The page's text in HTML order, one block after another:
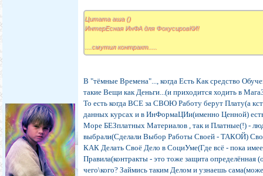
Цитата аша ()
ИнтерЕсная ИнФА для ФокусировКИ!
....смутил контракт.....
В "тёмные Времена"..., когда Есть Как средство
такие Вещи как Деньги...(и приходится ходить в
То есть когда ВСЕ за СВОЮ Работу берут Плату(а
данных курсах и в ИнФормаЦИи(именно Ценной)
Море БЕЗплатных Материалов , так и Платные(!) -
выбрали(Сделали Выбор Работы Своей - ТАКОЙ)
КАК Делать Своё Дело в СоциУме(Где всё - пока
Правила(контракты - это тоже защита определённая
чего\кого? Займись таким Делом и узнаешь